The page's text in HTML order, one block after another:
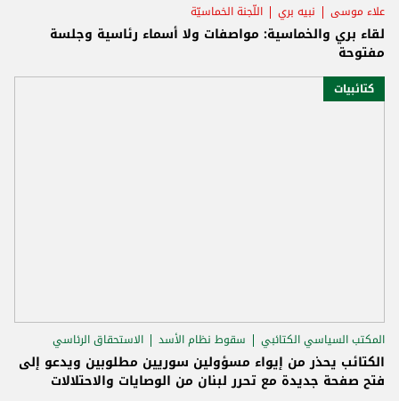
علاء موسى نبيه بري اللّجنة الخماسيّة
لقاء بري والخماسية: مواصفات ولا أسماء رئاسية وجلسة
مفتوحة
كتائبيات
المكتب السياسي الكتائبي سقوط نظام الأسد الاستحقاق الرئاسي
الكتائب يحذر من إيواء مسؤولين سوريين مطلوبين ويدعو إلى
فتح صفحة جديدة مع تحرر لبنان من الوصايات والاحتلالات